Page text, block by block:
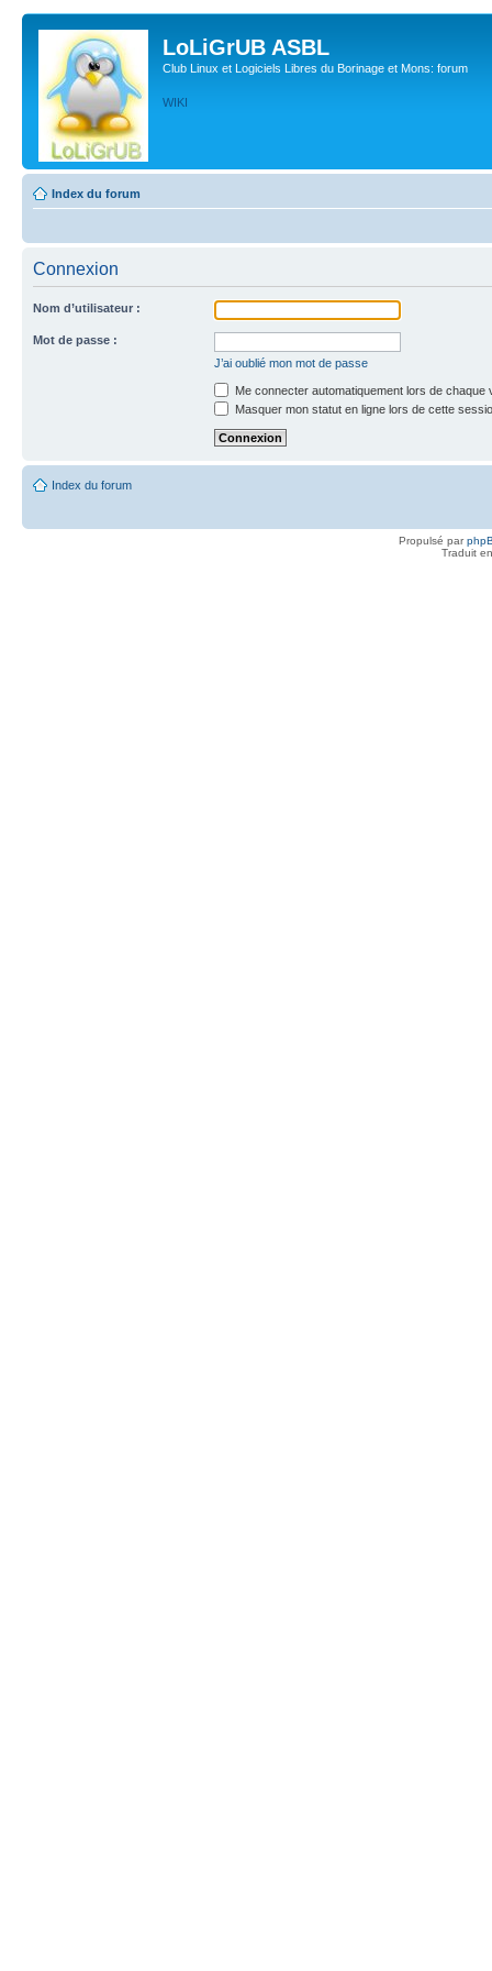
LoLiGrUB ASBL
Club Linux et Logiciels Libres du Borinage et Mons: forum
WIKI
Index du forum
Connexion
Nom d’utilisateur :
Mot de passe :
J’ai oublié mon mot de passe
Me connecter automatiquement lors de chaque
Masquer mon statut en ligne lors de cette
Index du forum
Propulsé par
Traduit